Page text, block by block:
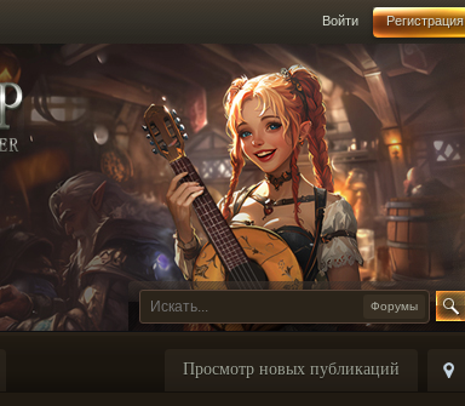
Войти Регистрация
Форумы
Просмотр новых публикаций